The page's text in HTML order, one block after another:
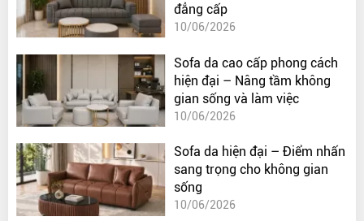
đẳng cấp
10/06/2026
Sofa da cao cấp phong cách
hiện đại – Nâng tầm không
gian sống và làm việc
10/06/2026
Sofa da hiện đại – Điểm nhấn
sang trọng cho không gian
sống
10/06/2026